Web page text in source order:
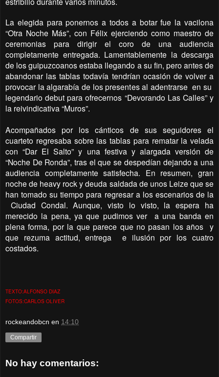
La elegida para ponernos a todos a botar fue la vacilona
“Otra Noche Más”, con Félix ejerciendo como maestro de
ceremonias para dirigir el coro de una audiencia
completamente entregada. Lamentablemente la descarga
de los guipuzcoanos estaba llegando a su fin, pero antes de
abandonar las tablas todavía tendrían ocasión de volver a
provocar la algarabía de los presentes al adentrarse en su
legendario debut para ofrecernos “Devorando Las Calles” y
la reivindicativa “Muros”.
Acompañados por los cánticos de sus seguidores el
cuarteto regresaba sobre las tablas para rematar la velada
con “Dar El Salto” y una festiva y alargada versión de
“Noche De Ronda”, tras el que se despedían dejando a una
audiencia completamente satisfecha. En resumen, gran
noche de heavy rock y deuda saldada de unos Leize que se
han tomado su tiempo para regresar a los escenarios de la
Ciudad Condal. Aunque, visto lo visto, la espera ha
merecido la pena, ya que pudimos ver
a una banda en
plena forma, por la que parece que no pasan los años y
que rezuma actitud, entrega
e ilusión por los cuatro
costados.
TEXTO:ALFONSO DIAZ
FOTOS:CARLOS OLIVER
rockeandobcn en 14:10
Compartir
No hay comentarios: